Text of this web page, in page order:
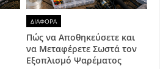
ΔΙΑΦΟΡΑ
Πώς να Αποθηκεύσετε και
να Μεταφέρετε Σωστά τον
Εξοπλισμό Ψαρέματος